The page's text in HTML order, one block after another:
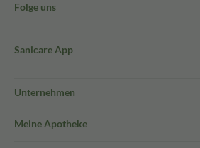
Folge uns
Sanicare App
Unternehmen
Meine Apotheke